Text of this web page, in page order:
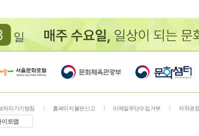
일
처리기기방침 홈페이지불편신고 이메일무단수집거부 저작권
이트맵